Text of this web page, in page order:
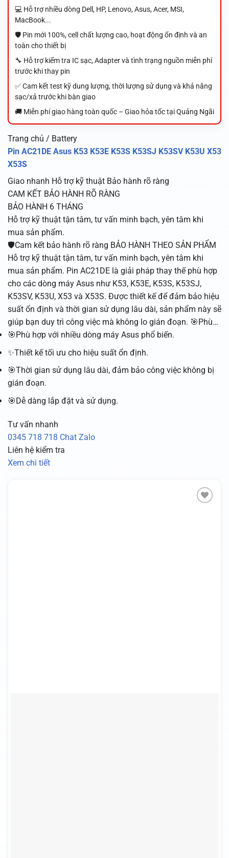
💻 Hỗ trợ nhiều dòng Dell, HP, Lenovo, Asus, Acer, MSI,
MacBook...
🛡️ Pin mới 100%, cell chất lượng cao, hoạt động ổn định và an
toàn cho thiết bị
🔧 Hỗ trợ kiểm tra IC sạc, Adapter và tình trạng nguồn miễn phí
trước khi thay pin
✅ Cam kết test kỹ dung lượng, thời lượng sử dụng và khả năng
sạc/xả trước khi bàn giao
🚚 Miễn phí giao hàng toàn quốc – Giao hỏa tốc tại Quảng Ngãi
Trang chủ / Battery
Pin AC21DE Asus K53 K53E K53S K53SJ K53SV K53U X53
X53S
Giao nhanh Hỗ trợ kỹ thuật Bảo hành rõ ràng
CAM KẾT BẢO HÀNH RÕ RÀNG
BẢO HÀNH 6 THÁNG
Hỗ trợ kỹ thuật tận tâm, tư vấn minh bạch, yên tâm khi
mua sản phẩm.
🛡️Cam kết bảo hành rõ ràng BẢO HÀNH THEO SẢN PHẨM
Hỗ trợ kỹ thuật tận tâm, tư vấn minh bạch, yên tâm khi
mua sản phẩm. Pin AC21DE là giải pháp thay thế phù hợp
cho các dòng máy Asus như K53, K53E, K53S, K53SJ,
K53SV, K53U, X53 và X53S. Được thiết kế để đảm bảo hiệu
suất ổn định và thời gian sử dụng lâu dài, sản phẩm này sẽ
giúp bạn duy trì công việc mà không lo gián đoạn. 🎯Phù…
🎯Phù hợp với nhiều dòng máy Asus phổ biến.
✨Thiết kế tối ưu cho hiệu suất ổn định.
🎯Thời gian sử dụng lâu dài, đảm bảo công việc không bị
gián đoạn.
🎯Dễ dàng lắp đặt và sử dụng.
Tư vấn nhanh
0345 718 718 Chat Zalo
Liên hệ kiểm tra
Xem chi tiết